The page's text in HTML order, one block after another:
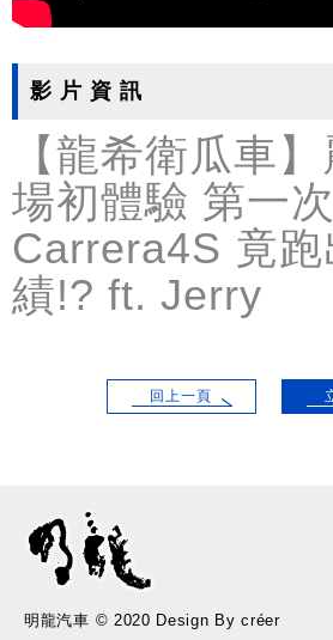
影 片 資 訊
【龍希衛瓜車
場初體驗 第一
Carrera4S 竟
績!? ft. Jerry
回上一頁
明龍汽車 © 2020 Design By créer